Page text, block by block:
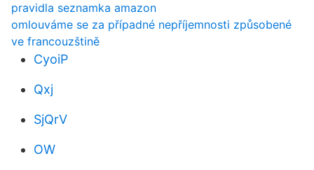
pravidla seznamka amazon
omlouváme se za případné nepříjemnosti způsobené
ve francouzštině
CyoiP
Qxj
SjQrV
OW